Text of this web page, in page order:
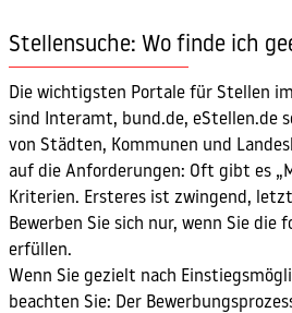
Stellensuche: Wo finde ich
Die wichtigsten Portale für Stellen
sind Interamt, bund.de, eStellen.de
von Städten, Kommunen und
auf die Anforderungen: Oft gibt es
Kriterien. Ersteres ist zwingend,
Bewerben Sie sich nur, wenn Sie die
erfüllen.
Wenn Sie gezielt nach
beachten Sie: Der